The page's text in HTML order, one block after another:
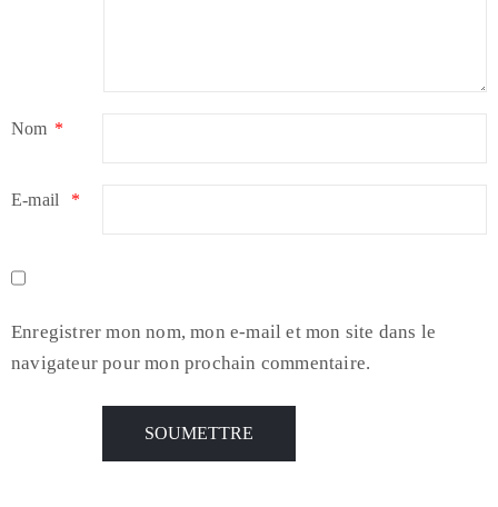
Nom *
E-mail *
Enregistrer mon nom, mon e-mail et mon site dans le
navigateur pour mon prochain commentaire.